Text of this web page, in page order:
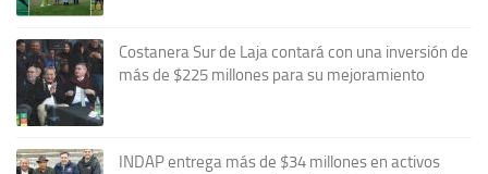
Costanera Sur de Laja contará con una inversión de
más de $225 millones para su mejoramiento
INDAP entrega más de $34 millones en activos